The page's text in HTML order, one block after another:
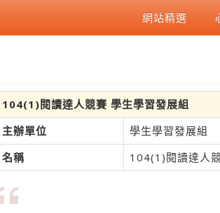
網站精選
104(1)閱讀達人競賽 學生學習發展組
主辦單位
學生學習發展組
名稱
104(1)閱讀達人